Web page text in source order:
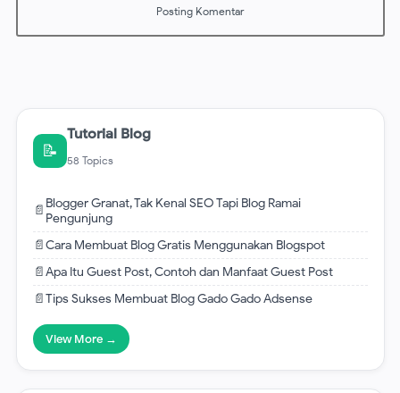
📝
Tutorial Blog
58 Topics
📄 Blogger Granat, Tak Kenal SEO Tapi Blog Ramai
Pengunjung
📄Cara Membuat Blog Gratis Menggunakan Blogspot
📄Apa Itu Guest Post, Contoh dan Manfaat Guest Post
📄Tips Sukses Membuat Blog Gado Gado Adsense
View More →